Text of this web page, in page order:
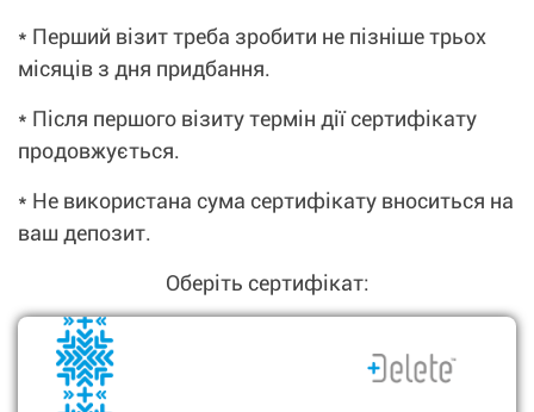
Контакти
* Перший візит треба зробити не пізніше трьох
місяців з дня придбання.
* Після першого візиту термін дії сертифікату
продовжується.
* Не використана сума сертифiкату вноситься на
ваш депозит.
Оберіть сертифікат: